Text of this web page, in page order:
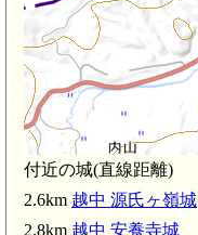
付近の城(直線距離)
2.6km 越中 源氏ヶ嶺城
2.8km 越中 安養寺城